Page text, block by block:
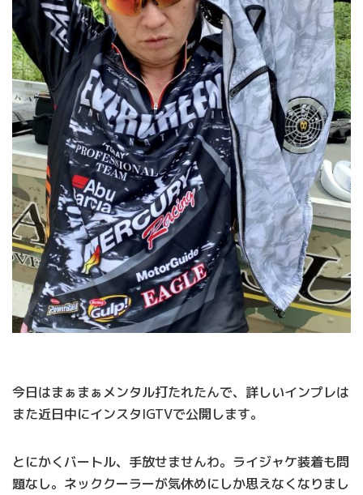
今日はまぁまぁメンタル打たれたんで、詳しいインプレは
また近日中にインスタIGTVで公開します。
とにかくバートル、手放せませんわ。ライジャケ装着も問
題なし。ネッククーラーが気休めにしか思えなくなりまし